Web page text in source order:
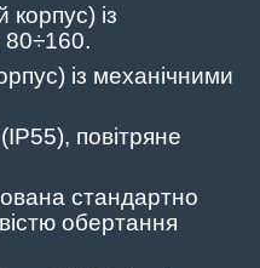
корпус) із
80÷160.
із механічними
, повітряне
стандартно
обертання